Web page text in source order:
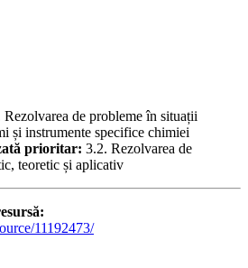
Rezolvarea de probleme în situații
și instrumente specifice chimiei
prioritar: 3.2. Rezolvarea de
teoretic și aplicativ
11192473/